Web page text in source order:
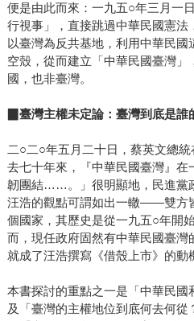
便是由此而來：一九五○年三月一
行視事」，直接跳過中華民國憲
以臺灣為反共基地，利用中華民
空殼，從而建立「中華民國臺灣
國，也非臺灣。
臺灣主權未定論：臺灣到底是誰
二○二○年五月二十日，蔡英文總
去七十年來，『中華民國臺灣』在
韌團結……。」很明顯地，民進黨
汪浩的觀點可謂如出一轍――雙方
個國家，其歷史是從一九五○年開
而，現任政府固然有中華民國臺灣
就成了汪浩撰寫《借殼上市》的動
本書探討的重點之一是「中華民國
及「臺灣的主權地位到底何去何